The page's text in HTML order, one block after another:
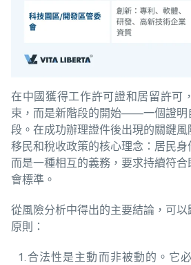
在中國獲得工作許可證和居留許可
束，而是新階段的開始——一個證明
段。在成功辦理證件後出現的關鍵
移民和稅收政策的核心理念：居民身
而是一種相互的義務，要求持續符
會標準。
從風險分析中得出的主要結論，可
原則：
合法性是主動而非被動的。它